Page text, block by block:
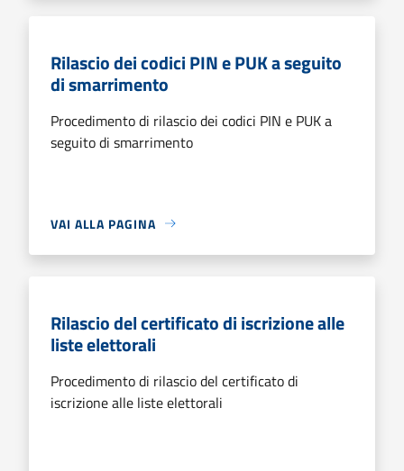
Rilascio dei codici PIN e PUK a seguito
di smarrimento
Procedimento di rilascio dei codici PIN e PUK a
seguito di smarrimento
VAI ALLA PAGINA
Rilascio del certificato di iscrizione alle
liste elettorali
Procedimento di rilascio del certificato di
iscrizione alle liste elettorali